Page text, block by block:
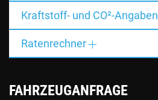
Kraftstoff- und CO²-Angaben
Ratenrechner
FAHRZEUGANFRAGE